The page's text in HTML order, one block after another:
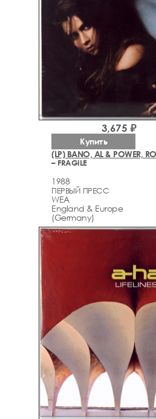
(LP) BANO, AL & POWER,
– FRAGILE
1988
ПЕРВЫЙ ПРЕСС
WEA
England & Europe
(Germany)
3,675 ₽
Купить